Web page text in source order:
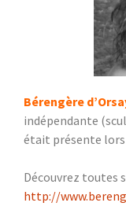
Bérengère
indépendante
était présente lors
Découvrez toutes
http://